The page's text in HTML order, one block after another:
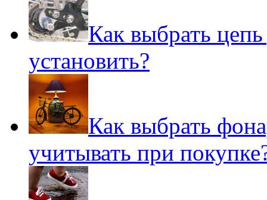
Как выбрать
установить?
Как выбрать
учитывать при